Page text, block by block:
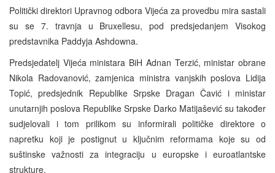
Politički direktori Upravnog odbora Vijeća za provedbu mira sastali
su se 7. travnja u Bruxellesu, pod predsjedanjem Visokog
predstavnika Paddyja Ashdowna.
Predsjedatelj Vijeća ministara BiH Adnan Terzić, ministar obrane
Nikola Radovanović, zamjenica ministra vanjskih poslova Lidija
Topić, predsjednik Republike Srpske Dragan Čavić i ministar
unutarnjih poslova Republike Srpske Darko Matijašević su također
sudjelovali i tom prilikom su informirali političke direktore o
napretku koji je postignut u ključnim reformama koje su od
suštinske važnosti za integraciju u europske i euroatlantske
strukture.